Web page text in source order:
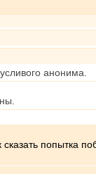
анонима.
попытка